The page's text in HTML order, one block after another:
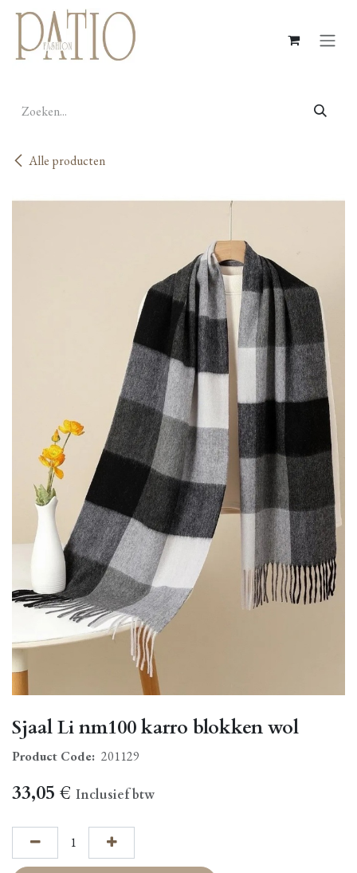
Overslaan naar inhoud
Alle producten
Sjaal Li nm100 karro blokken wol
Product Code: 201129
33,05 € Inclusief btw